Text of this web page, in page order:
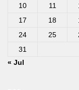
10
11
17
18
24
25
31
« Jul